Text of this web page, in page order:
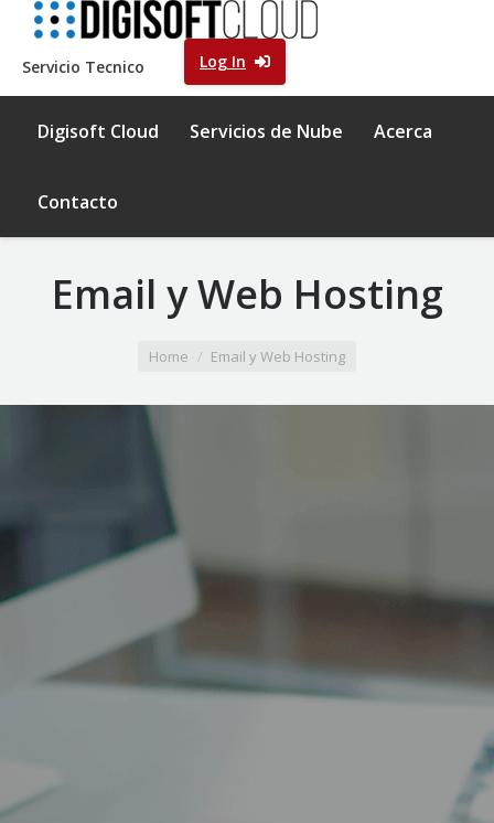
Servicio Tecnico Log In
Digisoft Cloud Servicios de Nube Acerca
Contacto
Email y Web Hosting
Home Email y Web Hosting
Servicios de Hosting